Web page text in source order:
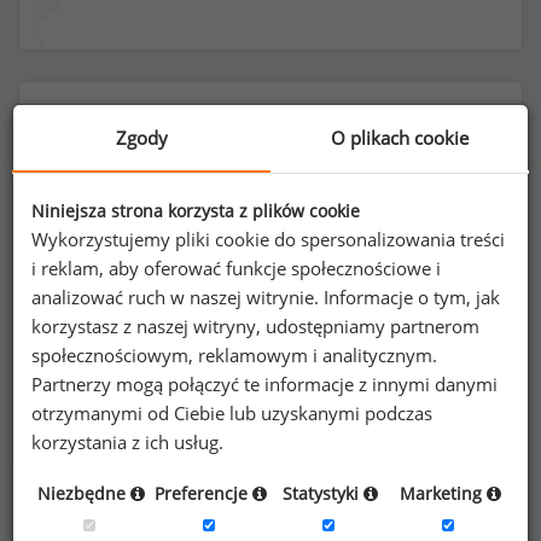
81%
Kobiety
122
19%
Mężczyźni
28
Zgody O plikach cookie
Niniejsza strona korzysta z plików cookie
Wykorzystujemy pliki cookie do spersonalizowania treści
i reklam, aby oferować funkcje społecznościowe i
analizować ruch w naszej witrynie. Informacje o tym, jak
korzystasz z naszej witryny, udostępniamy partnerom
społecznościowym, reklamowym i analitycznym.
Partnerzy mogą połączyć te informacje z innymi danymi
otrzymanymi od Ciebie lub uzyskanymi podczas
korzystania z ich usług.
Niezbędne Preferencje Statystyki Marketing